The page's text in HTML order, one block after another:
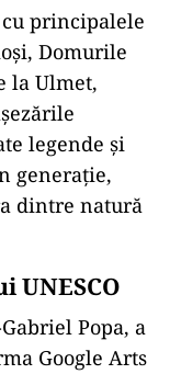
selecția
a
regiunile
de
și Google
se alătură
de renume
accesibil
de înaltă
principalele